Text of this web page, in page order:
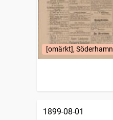
[omärkt], Söderhamn
1899-08-01